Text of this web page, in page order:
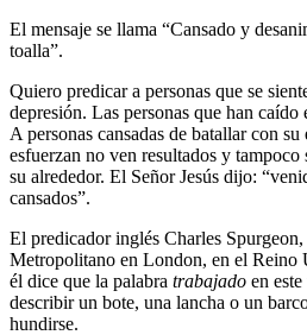
El mensaje se llama “Cansado y
toalla”.
Quiero predicar a personas que se
depresión. Las personas que han caído
A personas cansadas de batallar con
esfuerzan no ven resultados y tampoco
su alrededor. El Señor Jesús dijo:
cansados”.
El predicador inglés Charles
Metropolitano en London, en el Reino
él dice que la palabra trabajado en
describir un bote, una lancha o un
hundirse.